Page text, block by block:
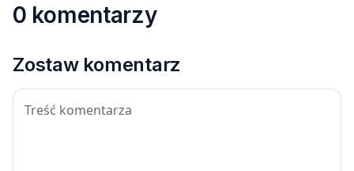
0 komentarzy
Zostaw komentarz